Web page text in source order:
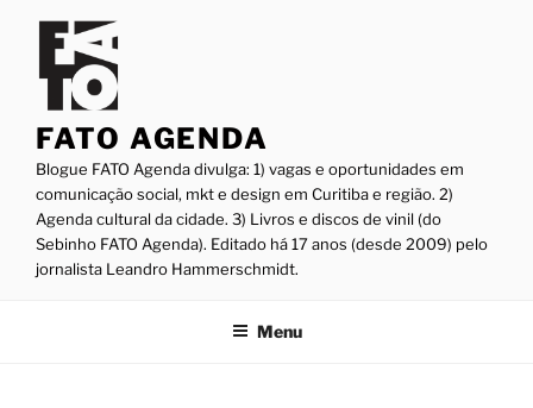
conteúdo
FATO AGENDA
Blogue FATO Agenda divulga: 1) vagas e oportunidades em
comunicação social, mkt e design em Curitiba e região. 2)
Agenda cultural da cidade. 3) Livros e discos de vinil (do
Sebinho FATO Agenda). Editado há 17 anos (desde 2009) pelo
jornalista Leandro Hammerschmidt.
Menu